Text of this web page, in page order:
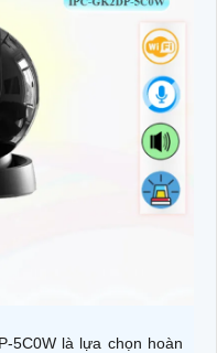
5C0W là lựa chọn hoàn